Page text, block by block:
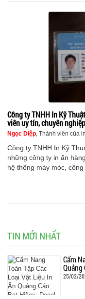
Công ty TNHH In Kỹ
viên uy tín, chuyên nghiệp
Ngọc Diệp, Thành viên của
Công ty TNHH In Kỹ
những công ty in ấn
hệ thống máy móc,
TIN MỚI NHẤT
Cẩm
Quảng
25/02/